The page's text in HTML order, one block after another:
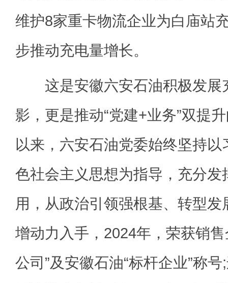
维护8家重卡物流企业为白庙站
步推动充电量增长。
这是安徽六安石油积极发展
影，更是推动“党建+业务”双提
以来，六安石油党委始终坚持
色社会主义思想为指导，充分发
用，从政治引领强根基、转型
增动力入手，2024年，荣获销
公司”及安徽石油“标杆企业”称